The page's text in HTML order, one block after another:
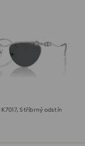
Stříbrný odstín